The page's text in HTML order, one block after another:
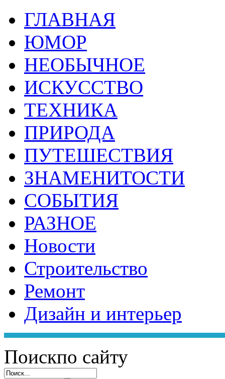
ГЛАВНАЯ
ЮМОР
НЕОБЫЧНОЕ
ИСКУССТВО
ТЕХНИКА
ПРИРОДА
ПУТЕШЕСТВИЯ
ЗНАМЕНИТОСТИ
СОБЫТИЯ
РАЗНОЕ
Новости
Строительство
Ремонт
Дизайн и интерьер
Поискпо сайту